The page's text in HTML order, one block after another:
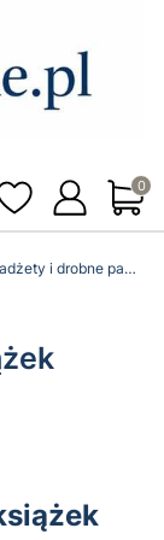
Religijne akcesoria, gadżety i drobne pamiątki